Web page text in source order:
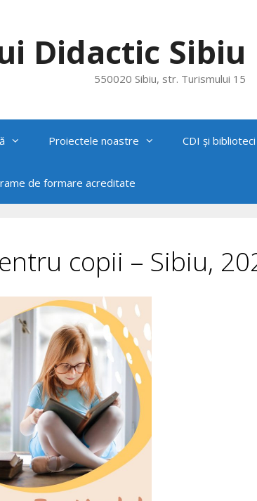
Didactic Sibiu
550020 Sibiu, str. Turismului 15
Proiectele noastre CDI și
de formare acreditate
copii – Sibiu,